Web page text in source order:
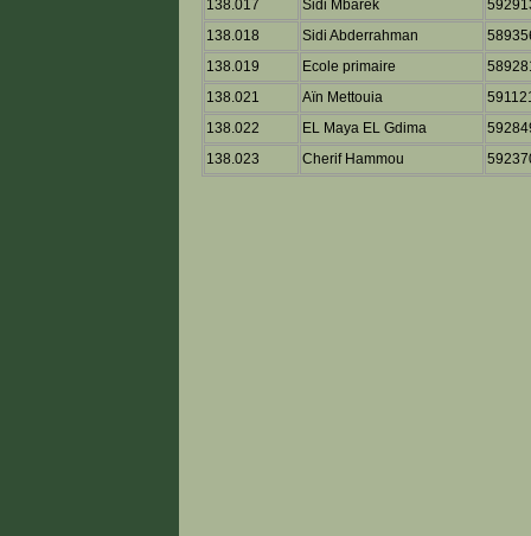
138.017
Sidi Mbarek
138.018
Sidi Abderrahman
138.019
Ecole primaire
138.021
Aïn Mettouia
138.022
EL Maya EL Gdima
138.023
Cherif Hammou